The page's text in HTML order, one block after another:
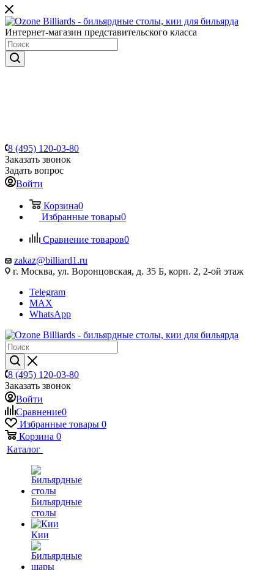
Интернет-магазин представительского класса
8 (495) 120-03-80
Заказать звонок
Задать вопрос
Войти
Корзина0
Избранные товары0
Сравнение товаров0
zakaz@billiard1.ru
г. Москва, ул. Воронцовская, д. 35 Б, корп. 2, 2-ой этаж
Telegram
MAX
WhatsApp
8 (495) 120-03-80
Заказать звонок
Войти
Сравнение0
Избранные товары 0
Корзина 0
Каталог
Бильярдные
столы
Кии